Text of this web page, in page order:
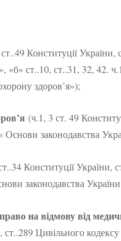
Конституції
«б» ст..10, ст..31, 32, 42.
здоров’я»);
(ч.1, 3 ст. 49
законодавства
Конституції України,
законодавства
на відмову від
Цивільного